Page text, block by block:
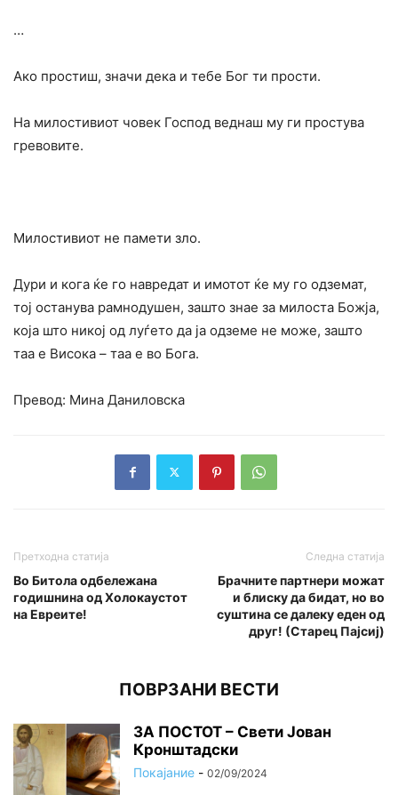
…
Ако простиш, значи дека и тебе Бог ти прости.
На милостивиот човек Господ веднаш му ги простува
гревовите.
Милостивиот не памети зло.
Дури и кога ќе го навредат и имотот ќе му го одземат,
тој останува рамнодушен, зашто знае за милоста Божја,
која што никој од луѓето да ја одземе не може, зашто
таа е Висока – таа е во Бога.
Превод: Мина Даниловска
Претходна статија
Во Битола одбележана
годишнина од Холокаустот
на Евреите!
Следна статија
Брачните партнери можат
и блиску да бидат, но во
суштина се далеку еден од
друг! (Старец Пајсиј)
ПОВРЗАНИ ВЕСТИ
ЗА ПОСТОТ – Свети Јован
Кронштадски
Покајание - 02/09/2024